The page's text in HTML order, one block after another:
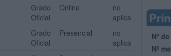
Grado
Oficial
Online
no
aplica
Grado
Oficial
Presencial
no
aplica
Nº
Nº